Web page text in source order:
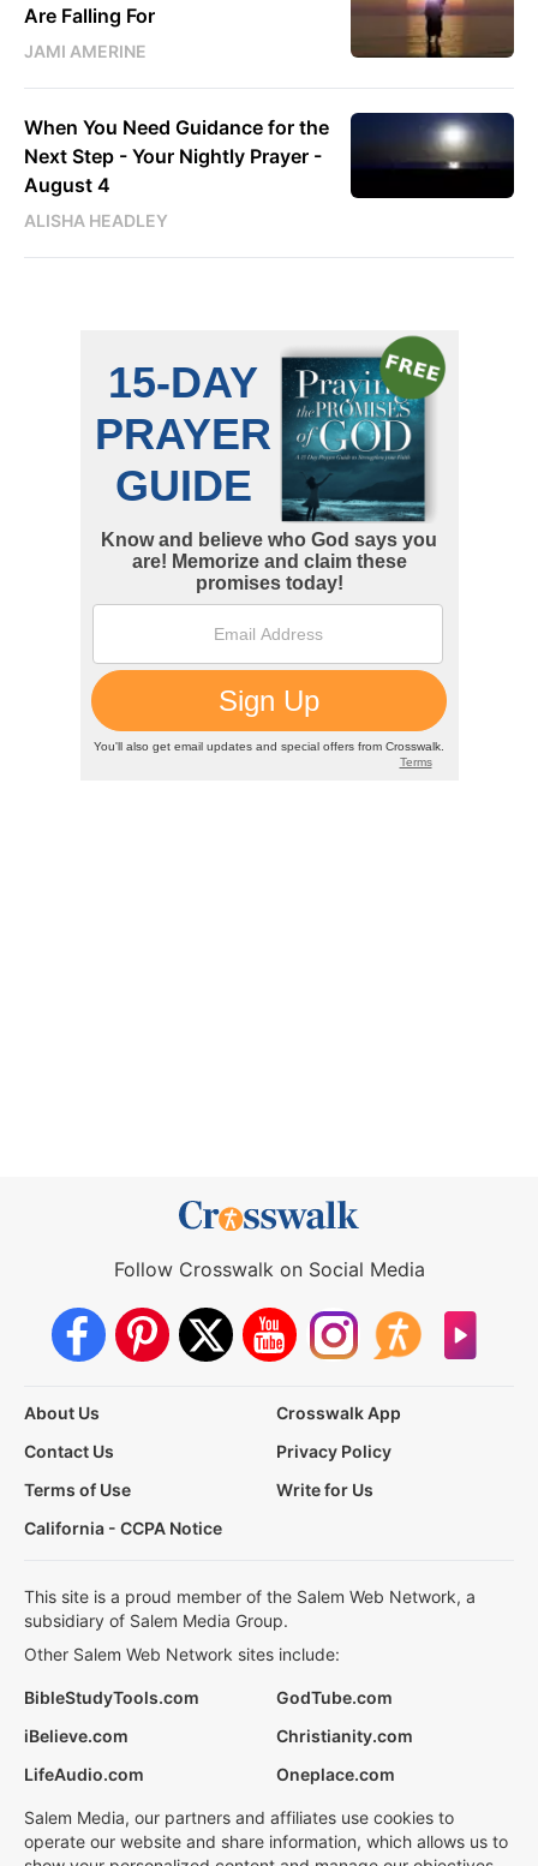
Are Falling For
JAMI AMERINE
When You Need Guidance for the
Next Step - Your Nightly Prayer -
August 4
ALISHA HEADLEY
Follow Crosswalk on Social Media
About Us
Crosswalk App
Contact Us
Privacy Policy
Terms of Use
Write for Us
California - CCPA Notice
This site is a proud member of the Salem Web Network, a
subsidiary of Salem Media Group.
Other Salem Web Network sites include:
BibleStudyTools.com
GodTube.com
iBelieve.com
Christianity.com
LifeAudio.com
Oneplace.com
Salem Media, our partners and affiliates use cookies to
operate our website and share information, which allows us to